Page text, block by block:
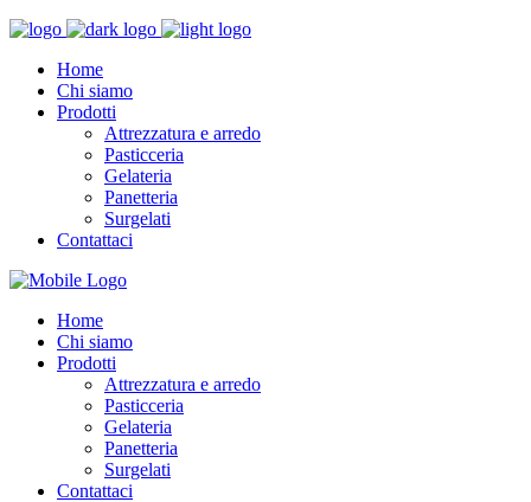
Home
Chi siamo
Prodotti
Attrezzatura e arredo
Pasticceria
Gelateria
Panetteria
Surgelati
Contattaci
Home
Chi siamo
Prodotti
Attrezzatura e arredo
Pasticceria
Gelateria
Panetteria
Surgelati
Contattaci